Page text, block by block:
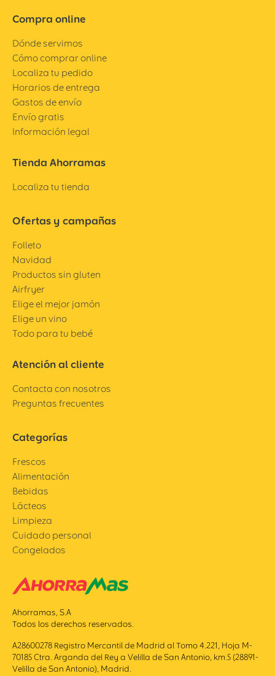
Compra online
Dónde servimos
Cómo comprar online
Localiza tu pedido
Horarios de entrega
Gastos de envío
Envío gratis
Información legal
Tienda Ahorramas
Localiza tu tienda
Ofertas y campañas
Folleto
Navidad
Productos sin gluten
Airfryer
Elige el mejor jamón
Elige un vino
Todo para tu bebé
Atención al cliente
Contacta con nosotros
Preguntas frecuentes
Categorías
Frescos
Alimentación
Bebidas
Lácteos
Limpieza
Cuidado personal
Congelados
Ahorramas, S.A
Todos los derechos reservados.
A28600278 Registro Mercantil de Madrid al Tomo 4.221, Hoja M-
70185 Ctra. Arganda del Rey a Velilla de San Antonio, km.5 (28891-
Velilla de San Antonio), Madrid.